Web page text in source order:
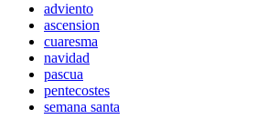
adviento
ascension
cuaresma
navidad
pascua
pentecostes
semana santa